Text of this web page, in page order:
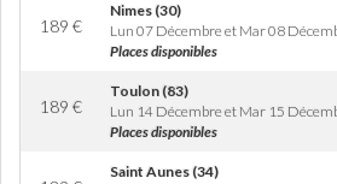
189 €
Nimes (30)
Lun 07 Décembre et Mar 08
Places disponibles
189 €
Toulon (83)
Lun 14 Décembre et Mar 15
Places disponibles
Saint Aunes (34)